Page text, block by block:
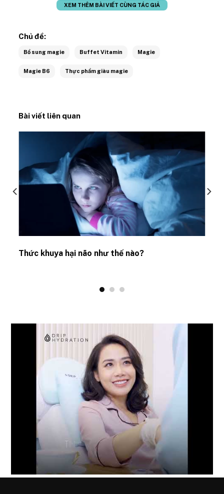
XEM THÊM BÀI VIẾT CÙNG TÁC GIẢ
Chủ đề:
Bổ sung magie Buffet Vitamin Magie
Magie B6 Thực phẩm giàu magie
Bài viết liên quan
Thức khuya hại não như thế nào?